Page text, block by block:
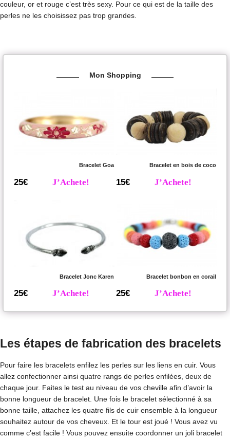
couleur, or et rouge c’est très sexy. Pour ce qui est de la taille des
perles ne les choisissez pas trop grandes.
Mon Shopping
Bracelet Goa
25€ J’Achete!
Bracelet en bois de coco
15€ J’Achete!
Bracelet Jonc Karen
25€ J’Achete!
Bracelet bonbon en corail
25€ J’Achete!
Les étapes de fabrication des bracelets
Pour faire les bracelets enfilez les perles sur les liens en cuir. Vous
allez confectionner ainsi quatre rangs de perles enfilées, deux de
chaque jour. Faites le test au niveau de vos cheville afin d’avoir la
bonne longueur de bracelet. Une fois le bracelet sélectionné à sa
bonne taille, attachez les quatre fils de cuir ensemble à la longueur
souhaitez autour de vos cheveux. Et le tour est joué ! Vous avez vu
comme c’est facile ! Vous pouvez ensuite coordonner un joli bracelet